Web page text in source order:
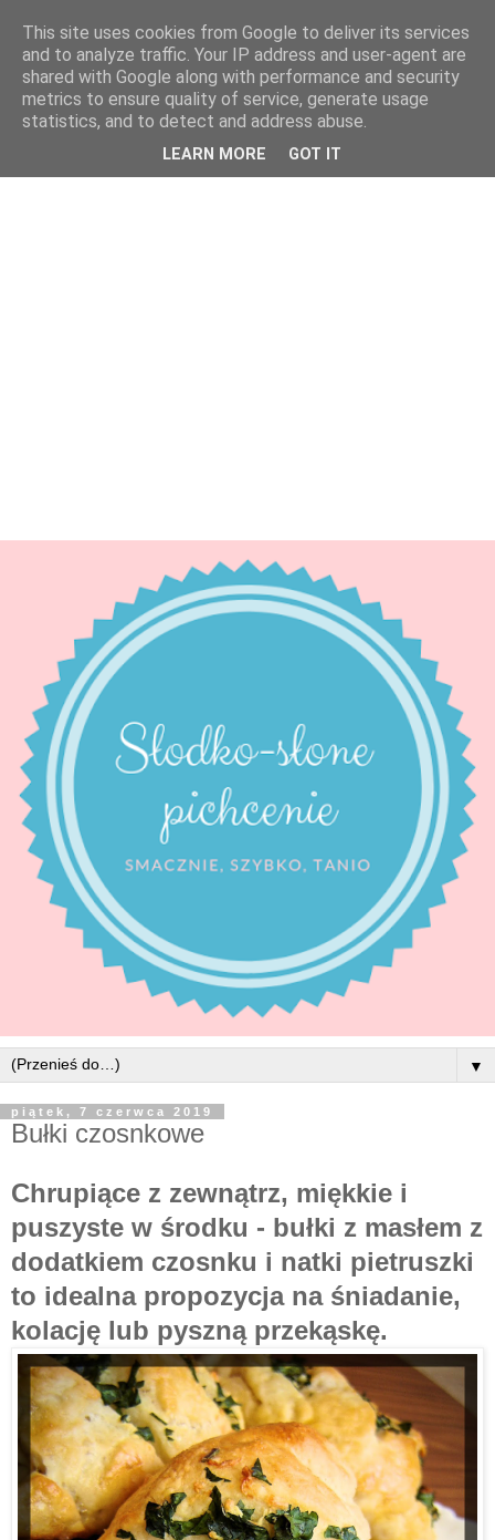
▼
piątek, 7 czerwca 2019
Bułki czosnkowe
Chrupiące z zewnątrz, miękkie i
puszyste w środku - bułki z masłem z
dodatkiem czosnku i natki pietruszki
to idealna propozycja na śniadanie,
kolację lub pyszną przekąskę.
This site uses cookies from Google to deliver its services
and to analyze traffic. Your IP address and user-agent are
shared with Google along with performance and security
metrics to ensure quality of service, generate usage
statistics, and to detect and address abuse.
LEARN MORE GOT IT